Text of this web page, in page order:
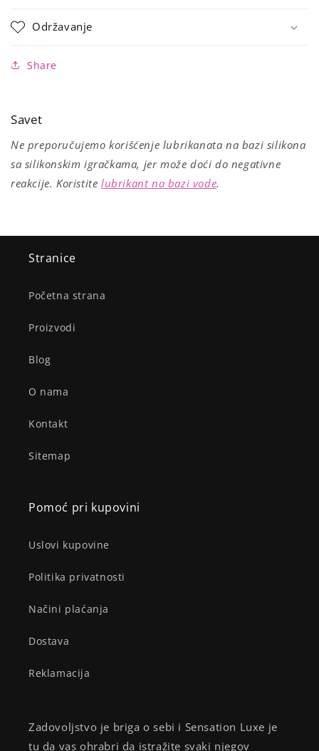
Održavanje
Share
Savet
Ne preporučujemo korišćenje lubrikanata na bazi silikona
sa silikonskim igračkama, jer može doći do negativne
reakcije. Koristite lubrikant na bazi vode.
Stranice
Početna strana
Proizvodi
Blog
O nama
Kontakt
Sitemap
Pomoć pri kupovini
Uslovi kupovine
Politika privatnosti
Načini plaćanja
Dostava
Reklamacija
Zadovoljstvo je briga o sebi i Sensation Luxe je
tu da vas ohrabri da istražite svaki njegov